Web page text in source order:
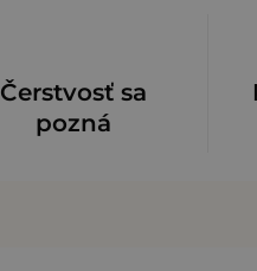
Čerstvosť sa
pozná